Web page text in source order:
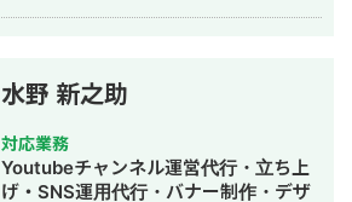
ください。
水野 新之助
対応業務
Youtubeチャンネル運営代行・立ち上
げ・SNS運用代行・バナー制作・デザ